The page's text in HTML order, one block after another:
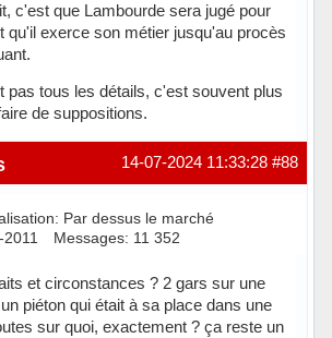
c'est que Lambourde sera jugé pour
qu'il exerce son métier jusqu'au procès
pas tous les détails, c'est souvent plus
de suppositions.
#88
14-07-2024 11:33:28
Par dessus le marché
Messages: 11 352
et circonstances ? 2 gars sur une
piéton qui était à sa place dans une
sur quoi, exactement ? ça reste un